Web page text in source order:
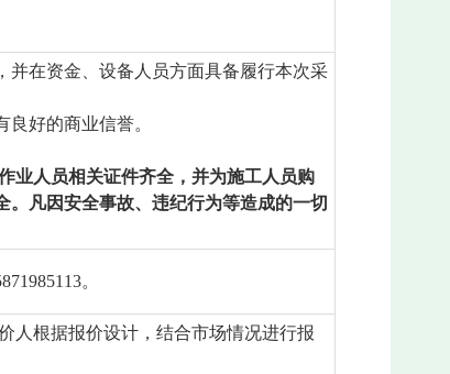
并在资金、设备人员方面具备履行本次采
好的商业信誉。
业人员相关证件齐全，并为施工人员购
凡因安全事故、违纪行为等造成的一切
。
人根据报价设计，结合市场情况进行报